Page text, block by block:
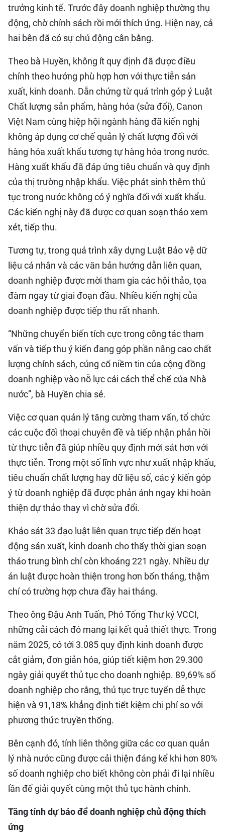
trưởng kinh tế. Trước đây doanh nghiệp thường thụ
động, chờ chính sách rồi mới thích ứng. Hiện nay, cả
hai bên đã có sự chủ động cân bằng.
Theo bà Huyền, không ít quy định đã được điều
chỉnh theo hướng phù hợp hơn với thực tiễn sản
xuất, kinh doanh. Dẫn chứng từ quá trình góp ý Luật
Chất lượng sản phẩm, hàng hóa (sửa đổi), Canon
Việt Nam cùng hiệp hội ngành hàng đã kiến nghị
không áp dụng cơ chế quản lý chất lượng đối với
hàng hóa xuất khẩu tương tự hàng hóa trong nước.
Hàng xuất khẩu đã đáp ứng tiêu chuẩn và quy định
của thị trường nhập khẩu. Việc phát sinh thêm thủ
tục trong nước không có ý nghĩa đối với xuất khẩu.
Các kiến nghị này đã được cơ quan soạn thảo xem
xét, tiếp thu.
Tương tự, trong quá trình xây dựng Luật Bảo vệ dữ
liệu cá nhân và các văn bản hướng dẫn liên quan,
doanh nghiệp được mời tham gia các hội thảo, tọa
đàm ngay từ giai đoạn đầu. Nhiều kiến nghị của
doanh nghiệp được tiếp thu rất nhanh.
“Những chuyển biến tích cực trong công tác tham
vấn và tiếp thu ý kiến đang góp phần nâng cao chất
lượng chính sách, củng cố niềm tin của cộng đồng
doanh nghiệp vào nỗ lực cải cách thể chế của Nhà
nước”, bà Huyền chia sẻ.
Việc cơ quan quản lý tăng cường tham vấn, tổ chức
các cuộc đối thoại chuyên đề và tiếp nhận phản hồi
từ thực tiễn đã giúp nhiều quy định mới sát hơn với
thực tiễn. Trong một số lĩnh vực như xuất nhập khẩu,
tiêu chuẩn chất lượng hay dữ liệu số, các ý kiến góp
ý từ doanh nghiệp đã được phản ánh ngay khi hoàn
thiện dự thảo thay vì chờ sửa đổi.
Khảo sát 33 đạo luật liên quan trực tiếp đến hoạt
động sản xuất, kinh doanh cho thấy thời gian soạn
thảo trung bình chỉ còn khoảng 221 ngày. Nhiều dự
án luật được hoàn thiện trong hơn bốn tháng, thậm
chí có trường hợp chưa đầy hai tháng.
Theo ông Đậu Anh Tuấn, Phó Tổng Thư ký VCCI,
những cải cách đó mang lại kết quả thiết thực. Trong
năm 2025, có tới 3.085 quy định kinh doanh được
cắt giảm, đơn giản hóa, giúp tiết kiệm hơn 29.300
ngày giải quyết thủ tục cho doanh nghiệp. 89,69% số
doanh nghiệp cho rằng, thủ tục trực tuyến dễ thực
hiện và 91,18% khẳng định tiết kiệm chi phí so với
phương thức truyền thống.
Bên cạnh đó, tính liên thông giữa các cơ quan quản
lý nhà nước cũng được cải thiện đáng kể khi hơn 80%
số doanh nghiệp cho biết không còn phải đi lại nhiều
lần để giải quyết cùng một thủ tục hành chính.
Tăng tính dự báo để doanh nghiệp chủ động thích
ứng